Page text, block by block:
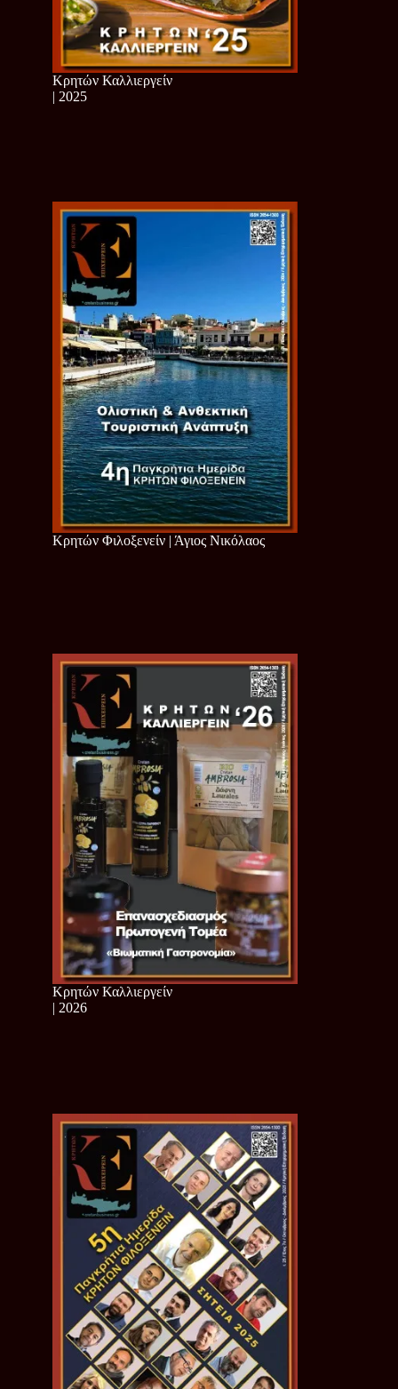
Κρητών Καλλιεργείν
| 2025
Κρητών Φιλοξενείν | Άγιος Νικόλαος
Κρητών Καλλιεργείν
| 2026